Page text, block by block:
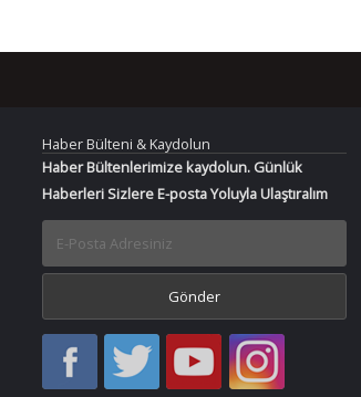
Haber Bülteni & Kaydolun
Haber Bültenlerimize kaydolun. Günlük
Haberleri Sizlere E-posta Yoluyla Ulaştıralım
Haber
Oku
Haber
Oku
Bir
Haber
Bir
Haber